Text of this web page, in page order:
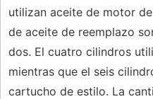
utilizan aceite de motor
de aceite de reemplazo
dos. El cuatro cilindros
mientras que el seis
cartucho de estilo. La